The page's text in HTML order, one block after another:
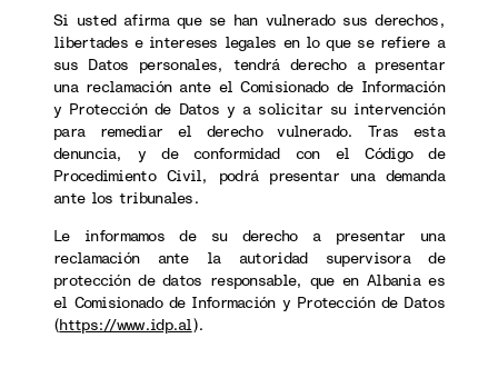
Si usted afirma que se han vulnerado sus derechos,
libertades e intereses legales en lo que se refiere a
sus Datos personales, tendrá derecho a presentar
una reclamación ante el Comisionado de Información
y Protección de Datos y a solicitar su intervención
para remediar el derecho vulnerado. Tras esta
denuncia, y de conformidad con el Código de
Procedimiento Civil, podrá presentar una demanda
ante los tribunales.
Le informamos de su derecho a presentar una
reclamación ante la autoridad supervisora de
protección de datos responsable, que en Albania es
el Comisionado de Información y Protección de Datos
(https://www.idp.al).